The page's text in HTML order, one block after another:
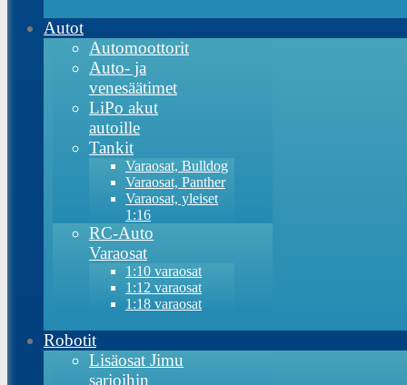
Autot
Automoottorit
Auto- ja
venesäätimet
LiPo akut
autoille
Tankit
Varaosat, Bulldog
Varaosat, Panther
Varaosat, yleiset
1:16
RC-Auto
Varaosat
1:10 varaosat
1:12 varaosat
1:18 varaosat
Robotit
Lisäosat Jimu
sarjoihin